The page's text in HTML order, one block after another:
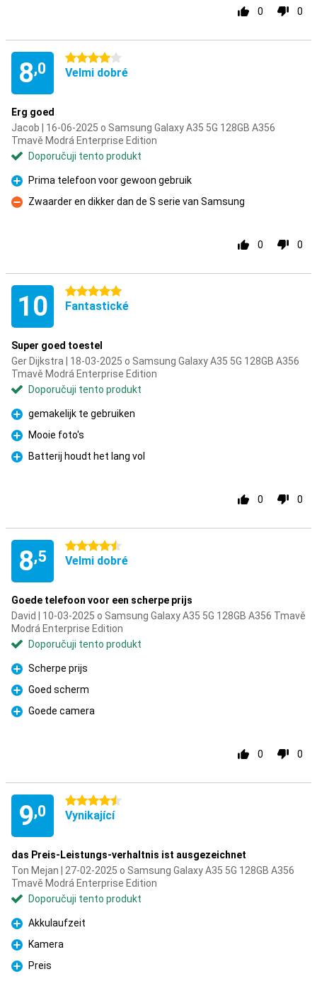
0 0
8,0
4 hvězdičky
Velmi dobré
Erg goed
Jacob | 16-06-2025 o Samsung Galaxy A35 5G 128GB A356
Tmavě Modrá Enterprise Edition
Doporučuji tento produkt
Pro
Prima telefoon voor gewoon gebruik
Proti
Zwaarder en dikker dan de S serie van Samsung
0 0
10 5 hvězdičky
Fantastické
Super goed toestel
Ger Dijkstra | 18-03-2025 o Samsung Galaxy A35 5G 128GB A356
Tmavě Modrá Enterprise Edition
Doporučuji tento produkt
Pro
gemakelijk te gebruiken
Pro
Mooie foto's
Pro
Batterij houdt het lang vol
0 0
8,5
4.5 hvězdičky
Velmi dobré
Goede telefoon voor een scherpe prijs
David | 10-03-2025 o Samsung Galaxy A35 5G 128GB A356 Tmavě
Modrá Enterprise Edition
Doporučuji tento produkt
Pro
Scherpe prijs
Pro
Goed scherm
Pro
Goede camera
0 0
9,0
4.5 hvězdičky
Vynikající
das Preis-Leistungs-verhaltnis ist ausgezeichnet
Ton Mejan | 27-02-2025 o Samsung Galaxy A35 5G 128GB A356
Tmavě Modrá Enterprise Edition
Doporučuji tento produkt
Pro
Akkulaufzeit
Pro
Kamera
Pro
Preis